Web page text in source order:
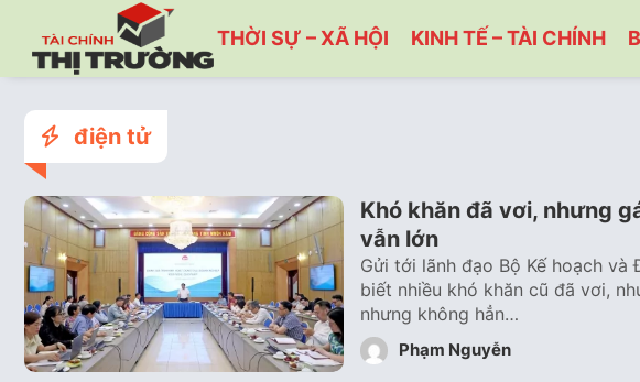
THỜI SỰ – XÃ HỘI KINH TẾ – TÀI CHÍNH
điện tử
Khó khăn đã vơi, nhưng
vẫn lớn
Gửi tới lãnh đạo Bộ Kế hoạch
biết nhiều khó khăn cũ đã vơi,
nhưng không hẳn…
Phạm Nguyễn